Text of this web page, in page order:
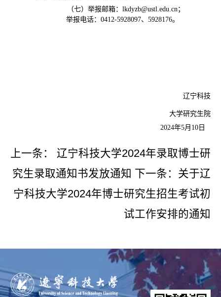
（七）举报邮箱： lkdyzb@ustl.edu.cn；
举报电话： 0412-5928097、 5928176。
辽宁科技
大学研究生院
2024年5月 10 日
上一条：
辽宁科技大学2024年录取博士研
究生录取通知书发放通知 下一条： 关于辽
宁科技大学2024年博士研究生招生考试初
试工作安排的通知